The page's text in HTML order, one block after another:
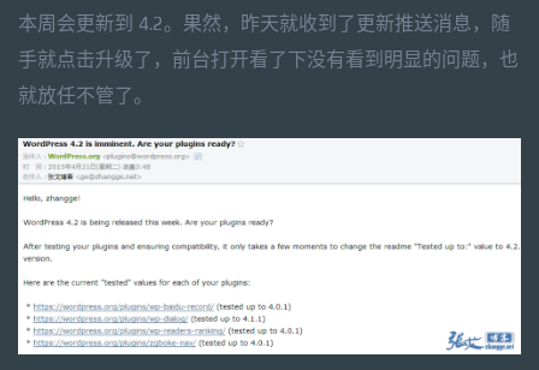
本周会更新到 4.2。果然，昨天就收到了更新推送消息，随
手就点击升级了，前台打开看了下没有看到明显的问题，也
就放任不管了。